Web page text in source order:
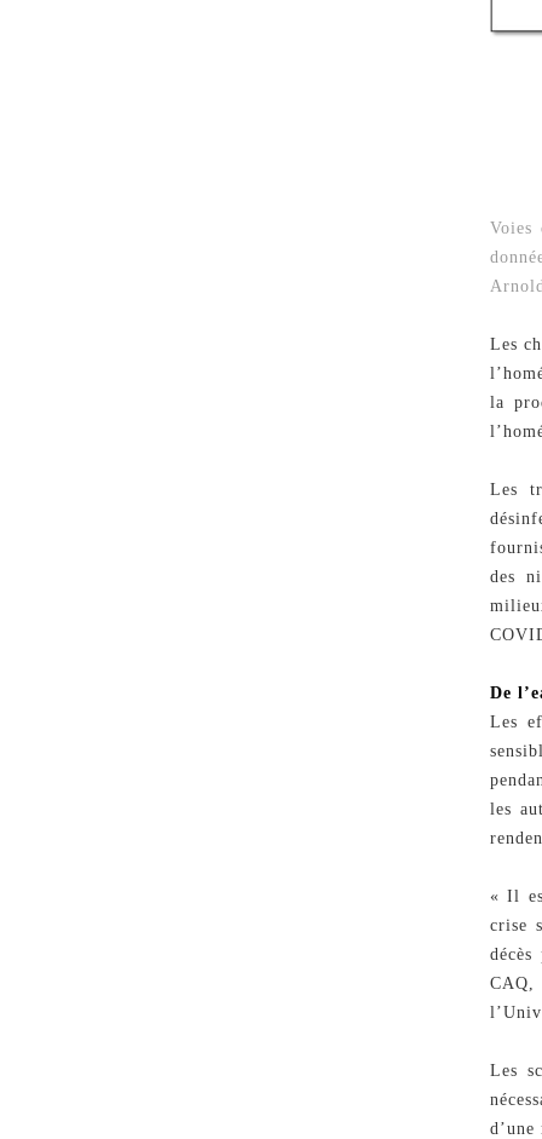
Voies
Les
la
Les
des
De
Les
les
« Il
crise
CAQ,
Les